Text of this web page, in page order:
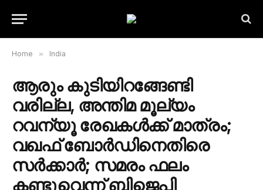
Home » India
ആരും കുടിയിറങ്ങേണ്ടി
വരില്ല, അന്തിമ മൂല്യം
റവന്യൂ രേഖകൾക്ക് മാത്രം;
വഖഫ് ബോർഡിനെതിരെ
സർക്കാർ; സമരം ഫലം
കണ്ടുവെന്ന് ബിജെപി